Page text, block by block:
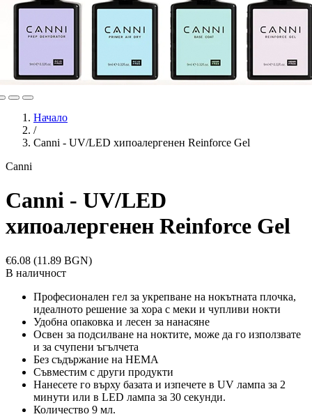
Начало
/
Canni - UV/LED хипоалергенен Reinforce Gel
Canni
Canni - UV/LED
хипоалергенен Reinforce Gel
€6.08 (11.89 BGN)
В наличност
Професионален гел за укрепване на нокътната плочка,
идеалното решение за хора с меки и чупливи нокти
Удобна опаковка и лесен за нанасяне
Освен за подсилване на ноктите, може да го използвате
и за счупени ъгълчета
Без съдържание на HEMA
Съвместим с други продукти
Нанесете го върху базата и изпечете в UV лампа за 2
минути или в LED лампа за 30 секунди.
Количество 9 мл.